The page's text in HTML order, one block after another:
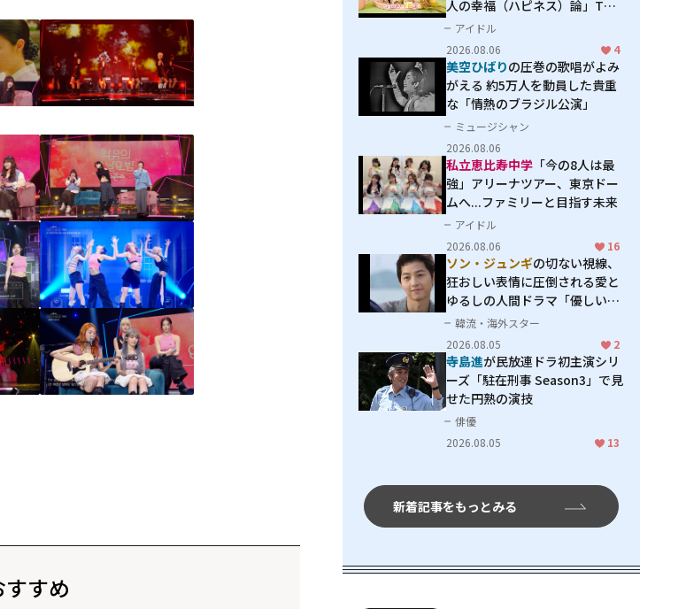
すめ
人の幸福（ハピネス）論」THE
MAKING
アイドル
2026.08.06
4
美空ひばりの圧巻の歌唱がよみ
がえる 約5万人を動員した貴重
な「情熱のブラジル公演」
ミュージシャン
2026.08.06
私立恵比寿中学 「今の8人は最
強」アリーナツアー、東京ドー
ムへ...ファミリーと目指す未来
アイドル
2026.08.06
16
ソン・ジュンギの切ない視線、
狂おしい表情に圧倒される――愛と
ゆるしの人間ドラマ「優しい
男」
韓流・海外スター
2026.08.05
2
寺島進が民放連ドラ初主演シリ
ーズ「駐在刑事 Season3」で見
せた円熟の演技
俳優
2026.08.05
13
新着記事をもっとみる